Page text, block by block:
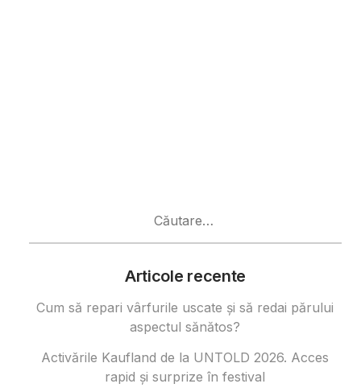
Articole recente
Cum să repari vârfurile uscate și să redai părului
aspectul sănătos?
Activările Kaufland de la UNTOLD 2026. Acces
rapid și surprize în festival